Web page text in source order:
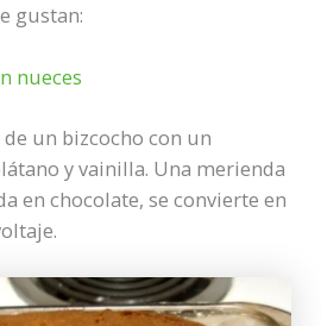
gustan:
nueces
un bizcocho con un
y vainilla. Una merienda
en chocolate, se convierte en